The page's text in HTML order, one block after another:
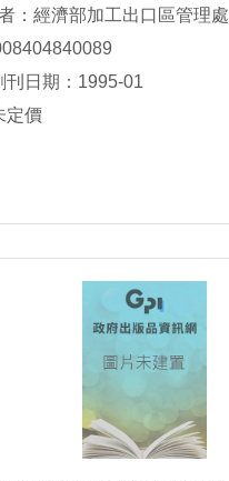
：經濟部加工出口區管理處
刊日期：1995-01
定價